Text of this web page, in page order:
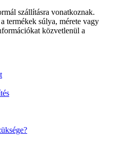
szállításra vonatkoznak.
termékek súlya, mérete vagy
közvetlenül a